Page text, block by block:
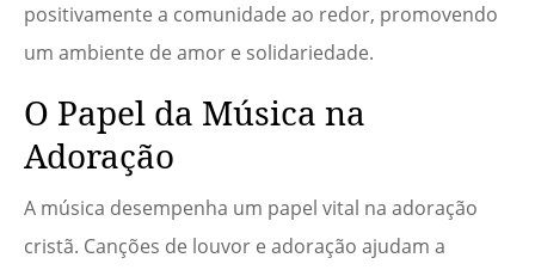
positivamente a comunidade ao redor, promovendo
um ambiente de amor e solidariedade.
O Papel da Música na
Adoração
A música desempenha um papel vital na adoração
cristã. Canções de louvor e adoração ajudam a